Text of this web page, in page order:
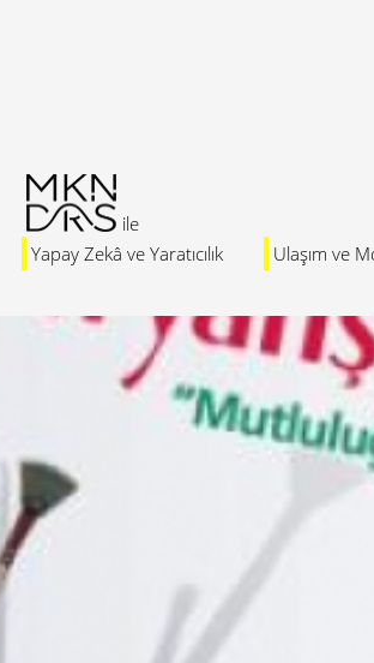
Yapay Zekâ ve Yaratıcılık Ulaşım ve